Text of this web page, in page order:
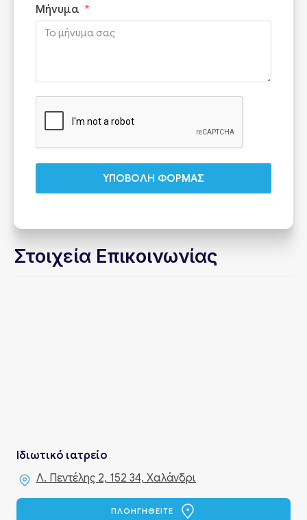
Μήνυμα
ΥΠΟΒΟΛΗ ΦΟΡΜΑΣ
Στοιχεία Επικοινωνίας
Ιδιωτικό ιατρείο
Λ. Πεντέλης 2, 152 34, Χαλάνδρι
ΠΛΟΗΓΗΘΕΙΤΕ